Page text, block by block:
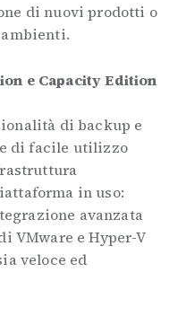
di nuovi prodotti o
e Capacity Edition
di backup e
di facile utilizzo
in uso:
avanzata
VMware e Hyper-V
veloce ed